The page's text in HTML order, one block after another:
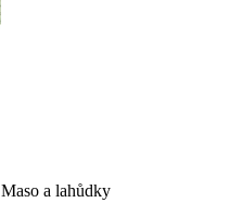
Maso a lahůdky